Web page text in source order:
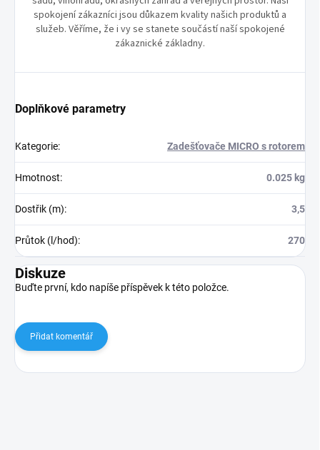
spokojení zákazníci jsou důkazem kvality našich produktů a
služeb. Věříme, že i vy se stanete součástí naší spokojené
zákaznické základny.
Doplňkové parametry
Kategorie: Zadešťovače MICRO s rotorem
Hmotnost: 0.025 kg
Dostřik (m): 3,5
Průtok (l/hod): 270
Diskuze
Buďte první, kdo napíše příspěvek k této položce.
Přidat komentář